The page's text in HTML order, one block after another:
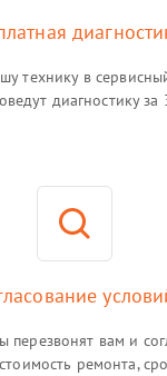
технику в
диагностику
вам и
ремонта,